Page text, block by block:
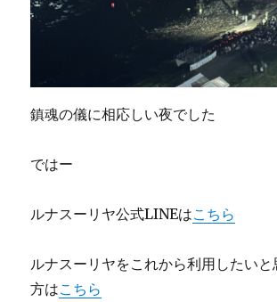
鎮魂の儀に相応しい夜でした
ではー
ルナスーリヤ公式LINEはこちら
ルナスーリヤをこれから利用したいと
方はこちら